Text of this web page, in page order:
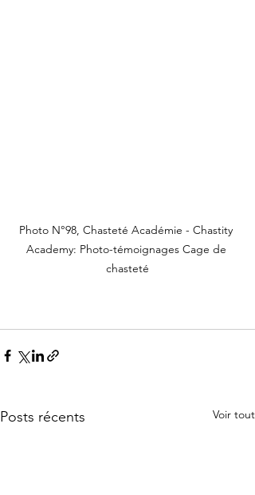
Photo N°98, Chasteté Académie - Chastity
Academy: Photo-témoignages Cage de
chasteté
Posts récents Voir tout